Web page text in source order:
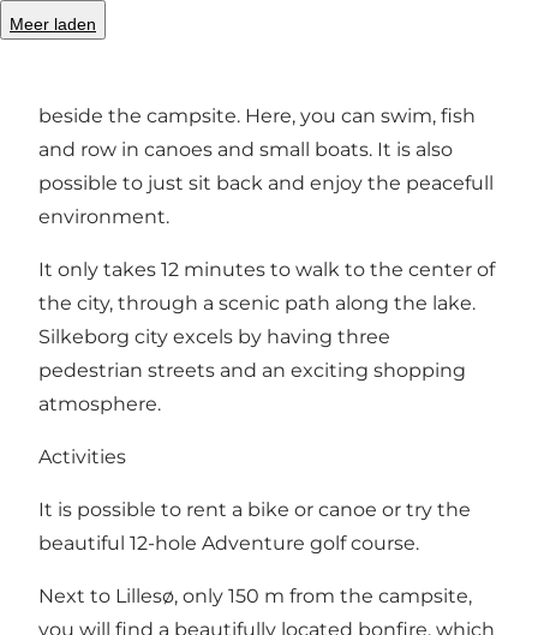
Meer laden
beside the campsite. Here, you can swim, fish
and row in canoes and small boats. It is also
possible to just sit back and enjoy the peacefull
environment.
It only takes 12 minutes to walk to the center of
the city, through a scenic path along the lake.
Silkeborg city excels by having three
pedestrian streets and an exciting shopping
atmosphere.
Activities
It is possible to rent a bike or canoe or try the
beautiful 12-hole Adventure golf course.
Next to Lillesø, only 150 m from the campsite,
you will find a beautifully located bonfire, which